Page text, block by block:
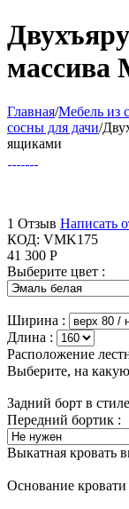
массива
Главная/Мебель из
сосны для дачи/
ящиками
1 Отзыв Написать
КОД: VMK175
41 300 Р
Выберите цвет :
Ширина :
Длина :
Расположение
Выберите, на какую
Задний борт в
Передний бортик :
Выкатная кровать
Основание кровати